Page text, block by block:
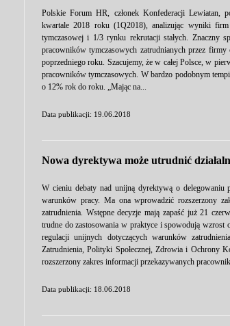
Polskie Forum HR, członek Konfederacji Lewiatan,
kwartale 2018 roku (1Q2018), analizując wyniki firm
tymczasowej i 1/3 rynku rekrutacji stałych. Znaczny
pracowników tymczasowych zatrudnianych przez
poprzedniego roku. Szacujemy, że w całej Polsce, w
pracowników tymczasowych. W bardzo podobnym
o 12% rok do roku. „Mając na...
Data publikacji: 19.06.2018
Nowa dyrektywa może utrudnić
W cieniu debaty nad unijną dyrektywą o delegowaniu
warunków pracy. Ma ona wprowadzić rozszerzony
zatrudnienia. Wstępne decyzje mają zapaść już 21
trudne do zastosowania w praktyce i spowodują
regulacji unijnych dotyczących warunków
Zatrudnienia, Polityki Społecznej, Zdrowia i Ochrony
rozszerzony zakres informacji przekazywanych
Data publikacji: 18.06.2018